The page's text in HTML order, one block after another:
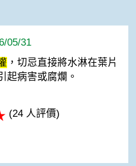
05/31
，切忌直接將水淋在葉片
起病害或腐爛。
(24 人評價)